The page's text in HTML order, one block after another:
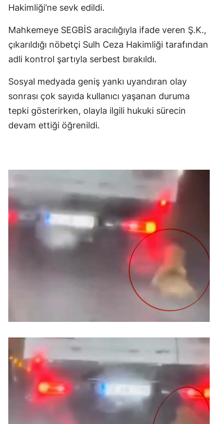
Hakimliği’ne sevk edildi.
Mahkemeye SEGBİS aracılığıyla ifade veren Ş.K.,
çıkarıldığı nöbetçi Sulh Ceza Hakimliği tarafından
adli kontrol şartıyla serbest bırakıldı.
Sosyal medyada geniş yankı uyandıran olay
sonrası çok sayıda kullanıcı yaşanan duruma
tepki gösterirken, olayla ilgili hukuki sürecin
devam ettiği öğrenildi.